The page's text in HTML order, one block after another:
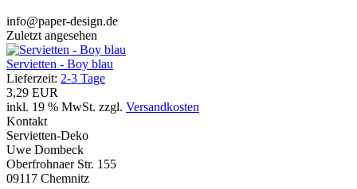
info@paper-design.de
Zuletzt angesehen
Servietten - Boy blau
Lieferzeit: 2-3 Tage
3,29 EUR
inkl. 19 % MwSt. zzgl. Versandkosten
Kontakt
Servietten-Deko
Uwe Dombeck
Oberfrohnaer Str. 155
09117 Chemnitz